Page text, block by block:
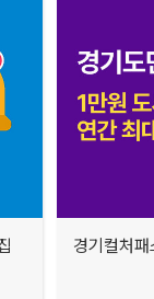
경기컬처